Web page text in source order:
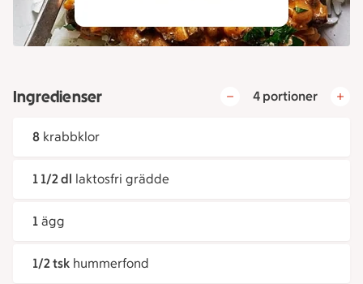
Ingredienser 4 portioner
8 krabbklor
1 1/2 dl laktosfri grädde
1 ägg
1/2 tsk hummerfond